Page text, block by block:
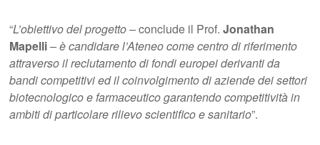
“L’obiettivo del progetto –conclude il Prof.Jonathan
Mapelli– è candidare l’Ateneo come centro di riferimento
attraverso il reclutamento di fondi europei derivanti da
bandi competitivi ed il coinvolgimento di aziende dei settori
biotecnologico e farmaceutico garantendo competitività in
ambiti di particolare rilievo scientifico e sanitario”.